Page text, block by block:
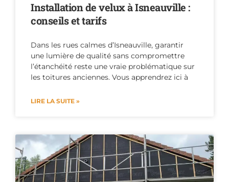
Installation de velux à Isneauville :
conseils et tarifs
Dans les rues calmes d’Isneauville, garantir
une lumière de qualité sans compromettre
l’étanchéité reste une vraie problématique sur
les toitures anciennes. Vous apprendrez ici à
LIRE LA SUITE »